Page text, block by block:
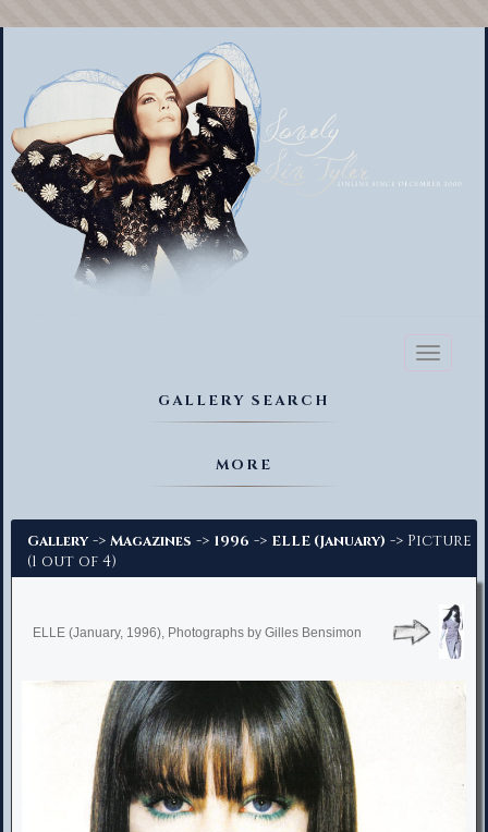
Toggle
GALLERY SEARCH
MORE
Gallery -> Magazines -> 1996 -> ELLE (January) -> Picture
(1 out of 4)
ELLE (January, 1996), Photographs by Gilles Bensimon